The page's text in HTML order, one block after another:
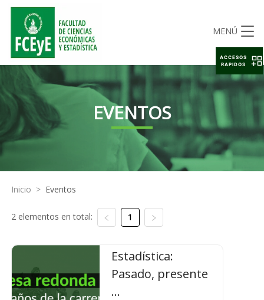
MENÚ
EVENTOS
Inicio > Eventos
2 elementos en total: 1
Estadística:
Pasado, presente
...
ACCESOS
RAPIDOS